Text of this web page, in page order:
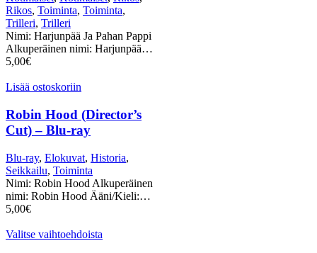
Rikos, Toiminta, Toiminta,
Trilleri, Trilleri
Nimi: Harjunpää Ja Pahan Pappi
Alkuperäinen nimi: Harjunpää…
5,00€
Lisää ostoskoriin
Robin Hood (Director’s
Cut) – Blu-ray
Blu-ray, Elokuvat, Historia,
Seikkailu, Toiminta
Nimi: Robin Hood Alkuperäinen
nimi: Robin Hood Ääni/Kieli:…
5,00€
Valitse vaihtoehdoista